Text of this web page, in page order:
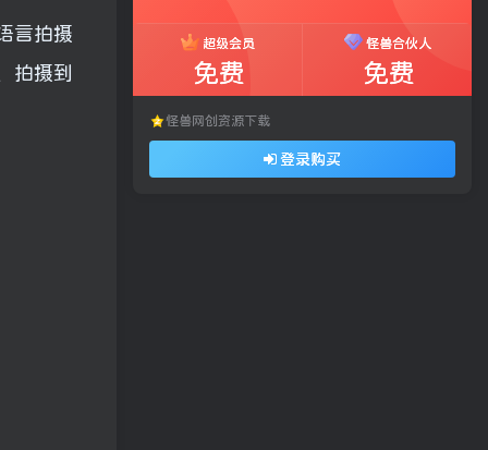
言拍摄
拍摄到
超级会员
免费
怪兽合伙人
免费
怪兽网创资源下载
登录购买